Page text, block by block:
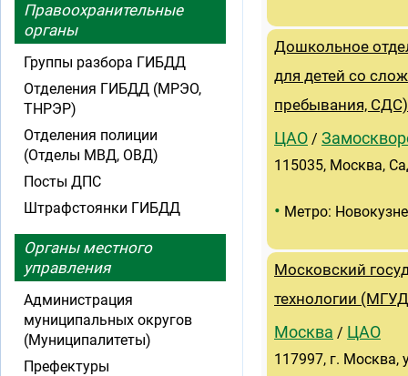
Дошкольное
для детей со
пребывания, СДС)
ЦАО /
115035, Москва,
• Метро:
Московский
технологии
Москва / ЦАО
117997, г. Москва,
Правоохранительные
органы
Группы разбора ГИБДД
Отделения ГИБДД (МРЭО,
ТНРЭР)
Отделения полиции
(Отделы МВД, ОВД)
Посты ДПС
Штрафстоянки ГИБДД
Органы местного
управления
Администрация
муниципальных округов
(Муниципалитеты)
Префектуры